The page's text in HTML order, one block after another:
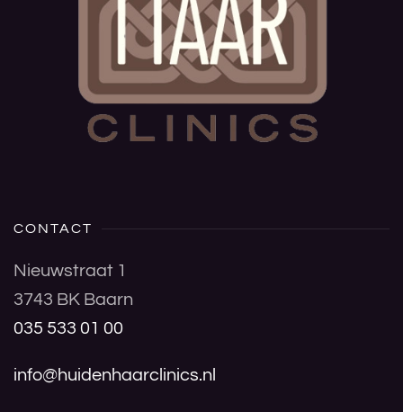
CONTACT
Nieuwstraat 1
3743 BK Baarn
035 533 01 00
info@huidenhaarclinics.nl